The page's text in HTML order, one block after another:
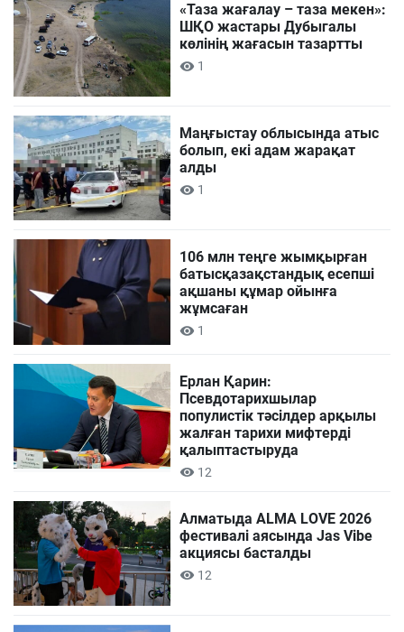
«Таза жағалау – таза мекен»:
ШҚО жастары Дубыгалы
көлінің жағасын тазартты
1
Маңғыстау облысында атыс
болып, екі адам жарақат
алды
1
106 млн теңге жымқырған
батысқазақстандық есепші
ақшаны құмар ойынға
жұмсаған
1
Ерлан Қарин:
Псевдотарихшылар
популистік тәсілдер арқылы
жалған тарихи мифтерді
қалыптастыруда
12
Алматыда ALMA LOVE 2026
фестивалі аясында Jas Vibe
акциясы басталды
12